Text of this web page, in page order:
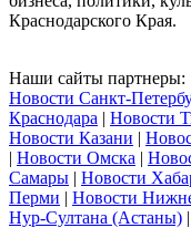
Краснодарского Края.
Наши сайты партнеры:
Новости Санкт-
Краснодара | Новости
Новости Казани |
| Новости Омска |
Самары | Новости
Перми | Новости
Нур-Султана (Астаны) |